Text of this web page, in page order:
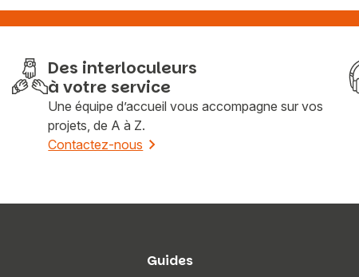
Des interloculeurs
à votre service
Une équipe d’accueil vous accompagne sur vos
projets, de A à Z.
Contactez-nous
Guides